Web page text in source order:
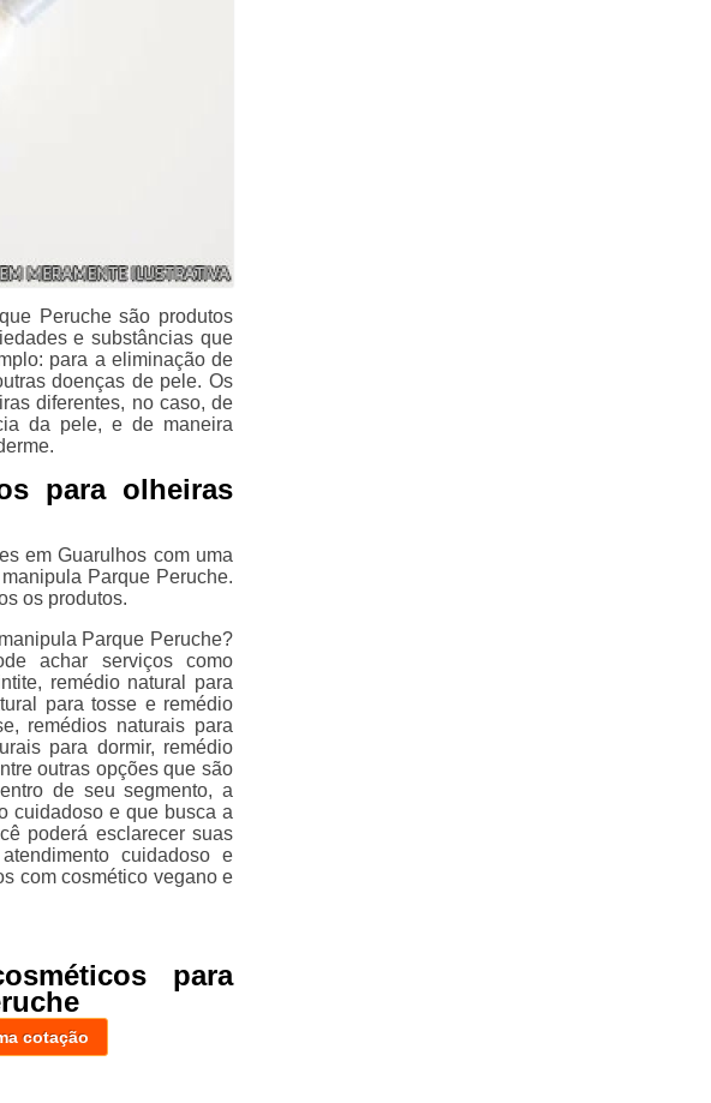
Peruche são produtos
e substâncias que
para a eliminação de
doenças de pele. Os
diferentes, no caso, de
da pele, e de maneira
para olheiras
em Guarulhos com uma
Parque Peruche.
os produtos.
Parque Peruche?
achar serviços como
remédio natural para
para tosse e remédio
remédios naturais para
para dormir, remédio
outras opções que são
de seu segmento, a
cuidadoso e que busca a
poderá esclarecer suas
cuidadoso e
com cosmético vegano e
para
cotação